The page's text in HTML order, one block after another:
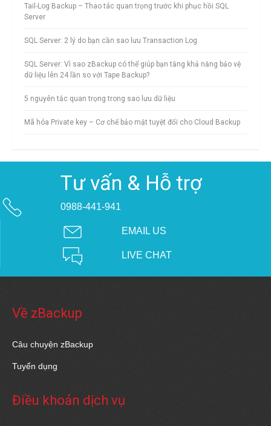
Tail-Log Backup – Thao tác quan trọng trước khi phục hồi SQL
Server
SQL Server: 2 lý do bạn cần sao lưu Transaction Log
SQL Server: Vì sao zBackup có thể giúp bạn tăng khả năng bảo vệ
dữ liệu lên 24 lần so với Tape Backup?
5 nguyên tắc quan trọng trong sao lưu dữ liệu
Mã hóa Private key – Cơ chế bảo mật tuyệt đối cho Cloud Backup
Tư vấn & Hỗ trợ
0988-441-941
EMAIL US
LIVE CHAT
Về zBackup
Câu chuyện zBackup
Tuyển dụng
Điều khoản dịch vụ